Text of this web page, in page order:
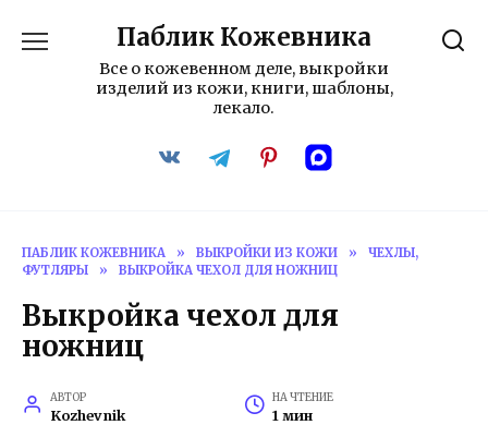
содержанию
Паблик Кожевника
Все о кожевенном деле, выкройки
изделий из кожи, книги, шаблоны,
лекало.
ПАБЛИК КОЖЕВНИКА » ВЫКРОЙКИ ИЗ КОЖИ »
ЧЕХЛЫ,
ФУТЛЯРЫ
» ВЫКРОЙКА ЧЕХОЛ ДЛЯ НОЖНИЦ
Выкройка чехол для
ножниц
АВТОР
Kozhevnik
НА ЧТЕНИЕ
1 мин